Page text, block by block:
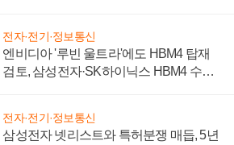
전자·전기·정보통신
엔비디아 '루빈 울트라'에도 HBM4 탑재
검토, 삼성전자·SK하이닉스 HBM4 수율
전자·전기·정보통신
삼성전자 넷리스트와 특허분쟁 매듭, 5년